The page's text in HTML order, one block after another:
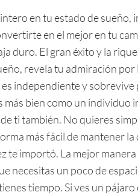
en tu estado de sueño,
en el mejor en tu
duro. El gran éxito y la
revela tu admiración por
independiente y sobrevive
bien como un individuo
ti también. No quieres
más fácil de mantener
te importó. La mejor
necesitas un poco de
tiempo. Si ves un